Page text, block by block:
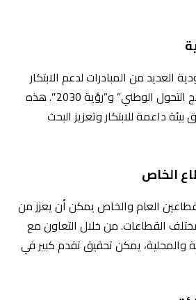
العديد من المبادرات لدعم الابتكار
والتكنولوجيا، مثل “برنامج التحول الوطني” و”رؤية 2030″. هذه
داعمة للابتكار وتعزيز البحث
الخاص
العام والخاص يمكن أن يعزز من
القطاعات. من خلال التعاون مع
والمحلية، يمكن تحقيق تقدم كبير في